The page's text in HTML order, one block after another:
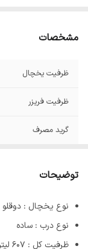
مشخصات
ظرفیت یخچال
ظرفیت فریزر
گرید مصرف
توضیحات
نوع یخچال : دوقلو
نوع درب : ساده
ظرفیت کل : 607 لیتر